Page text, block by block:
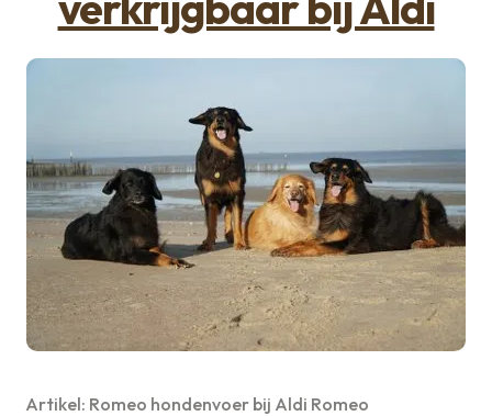
Artikel: Romeo hondenvoer bij Aldi Romeo